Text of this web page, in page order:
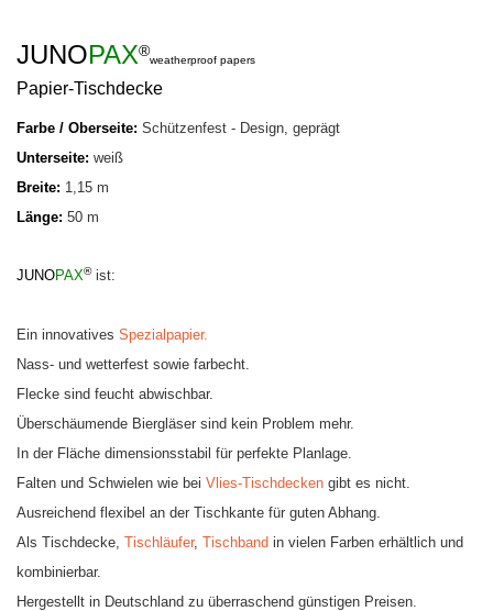
JUNOPAX®
weatherproof papers
Papier-Tischdecke
Farbe / Oberseite: Schützenfest - Design, geprägt
Unterseite: weiß
Breite: 1,15 m
Länge: 50 m
JUNOPAX®ist:
Ein innovatives Spezialpapier.
Nass- und wetterfest sowie farbecht.
Flecke sind feucht abwischbar.
Überschäumende Biergläser sind kein Problem mehr.
In der Fläche dimensionsstabil für perfekte Planlage.
Falten und Schwielen wie bei Vlies-Tischdecken gibt es nicht.
Ausreichend flexibel an der Tischkante für guten Abhang.
Als Tischdecke, Tischläufer, Tischband in vielen Farben erhältlich und
kombinierbar.
Hergestellt in Deutschland zu überraschend günstigen Preisen.